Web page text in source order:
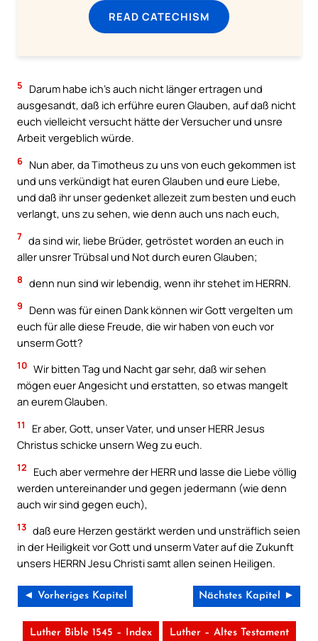
READ CATECHISM
5
Darum habe ich’s auch nicht länger ertragen und
ausgesandt, daß ich erführe euren Glauben, auf daß nicht
euch vielleicht versucht hätte der Versucher und unsre
Arbeit vergeblich würde.
6 Nun aber, da Timotheus zu uns von euch gekommen ist
und uns verkündigt hat euren Glauben und eure Liebe,
und daß ihr unser gedenket allezeit zum besten und euch
verlangt, uns zu sehen, wie denn auch uns nach euch,
7 da sind wir, liebe Brüder, getröstet worden an euch in
aller unsrer Trübsal und Not durch euren Glauben;
8 denn nun sind wir lebendig, wenn ihr stehet im HERRN.
9
Denn was für einen Dank können wir Gott vergelten um
euch für alle diese Freude, die wir haben von euch vor
unserm Gott?
10 Wir bitten Tag und Nacht gar sehr, daß wir sehen
mögen euer Angesicht und erstatten, so etwas mangelt
an eurem Glauben.
11
Er aber, Gott, unser Vater, und unser HERR Jesus
Christus schicke unsern Weg zu euch.
12
Euch aber vermehre der HERR und lasse die Liebe völlig
werden untereinander und gegen jedermann (wie denn
auch wir sind gegen euch),
13 daß eure Herzen gestärkt werden und unsträflich seien
in der Heiligkeit vor Gott und unserm Vater auf die Zukunft
unsers HERRN Jesu Christi samt allen seinen Heiligen.
◄ Vorheriges Kapitel Nächstes Kapitel ►
Luther Bible 1545 – Index Luther – Altes Testament